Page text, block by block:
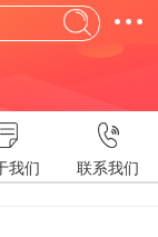
我们 联系我们